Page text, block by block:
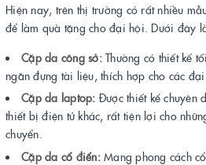
Hiện nay, trên thị trường có rất nhiều
để làm quà tặng cho đại hội. Dưới đây
Cặp da công sở:Thường có thiết kế
ngăn đựng tài liệu, thích hợp cho các
Cặp da laptop: Được thiết kế chuyên
thiết bị điện tử khác, rất tiện lợi cho
chuyển.
Cặp da cổ điển:Mang phong cách